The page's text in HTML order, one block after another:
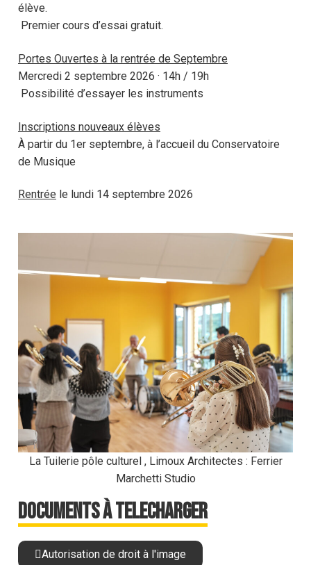
élève.
Premier cours d’essai gratuit.
Portes Ouvertes à la rentrée de Septembre
Mercredi 2 septembre 2026 · 14h / 19h
Possibilité d’essayer les instruments
Inscriptions nouveaux élèves
À partir du 1er septembre, à l’accueil du Conservatoire
de Musique
Rentrée le lundi 14 septembre 2026
La Tuilerie pôle culturel , Limoux Architectes : Ferrier
Marchetti Studio
Documents à telecharger
Autorisation de droit à l'image